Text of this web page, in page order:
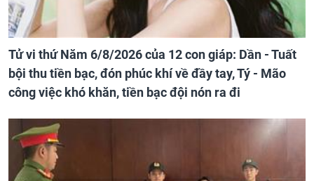
Tử vi thứ Năm 6/8/2026 của 12 con giáp: Dần - Tuất
bội thu tiền bạc, đón phúc khí về đầy tay, Tý - Mão
công việc khó khăn, tiền bạc đội nón ra đi